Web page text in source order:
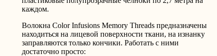
каждом.
Волокна Color Infusions Memory Threads предназначены
находиться на лицевой поверхности ткани, на изнанку
заправляются только кончики. Работать с ними
достаточно просто: